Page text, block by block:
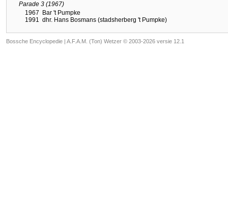
Parade 3 (1967)
1967 Bar 't Pumpke
1991
dhr. Hans Bosmans (stadsherberg 't Pumpke)
Bossche Encyclopedie | A.F.A.M. (Ton) Wetzer © 2003-2026 versie 12.1